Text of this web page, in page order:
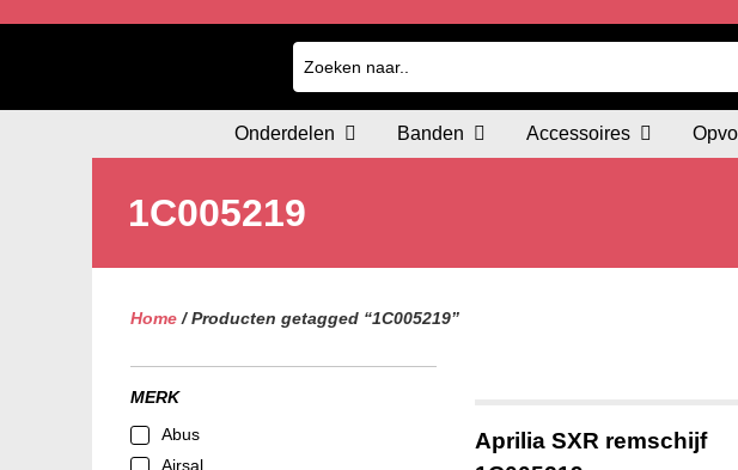
Onderdelen Banden Accessoires
1C005219
Home/ Producten getagged “1C005219”
MERK
Abus
Airsal
Aprilia SXR remschijf